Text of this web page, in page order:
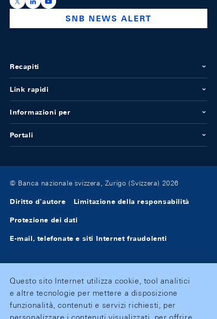
SNB NEWS ALERT
Recapiti
Link rapidi
Informazioni per
Portali
© Banca nazionale svizzera, Zurigo (Svizzera) 2026
Diritto d'autore Limitazione della responsabilità
Protezione dei dati
E-mail, telefonate e siti Internet fraudolenti
Questo sito Internet utilizza cookie, tool analitici
e altre tecnologie per mettere a disposizione
funzionalità, contenuti e servizi richiesti, per